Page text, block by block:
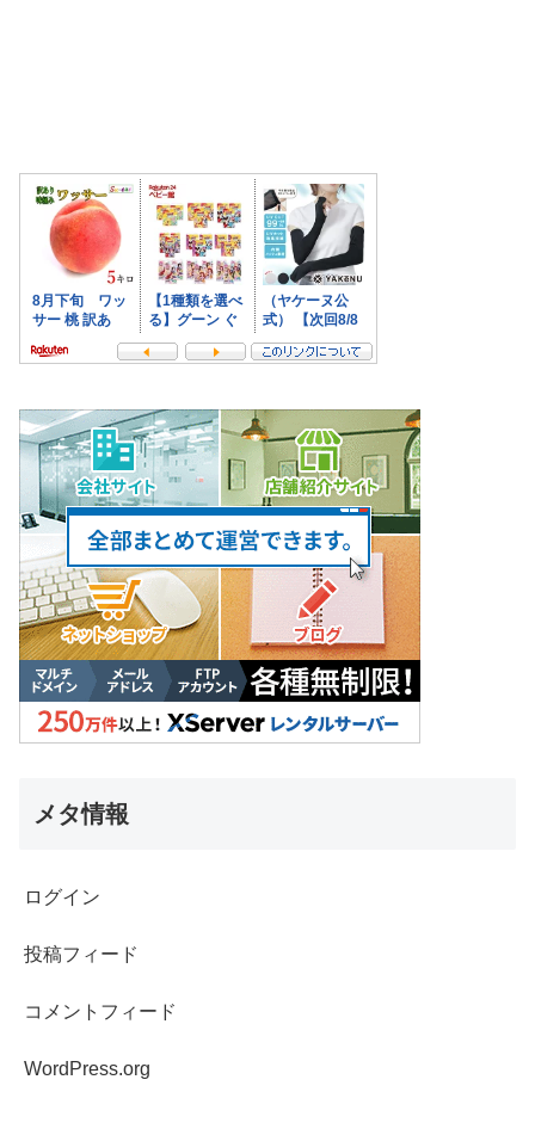
メタ情報
ログイン
投稿フィード
コメントフィード
WordPress.org